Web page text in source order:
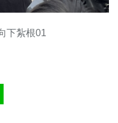
下紮根01